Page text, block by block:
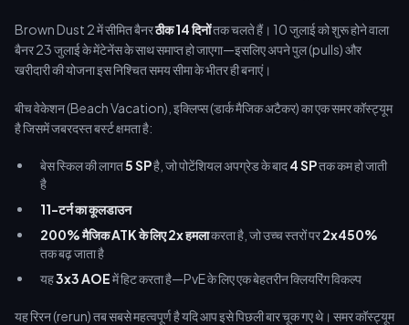
Brown Dust 2 में सीमित बैनरठीक 14 दिनोंतक चलते हैं। 10 जुलाई को शुरू होने वाला
बैनर 23 जुलाई के मेंटेनेंस के साथ समाप्त हो जाएगा—इसलिए अपने पुल (pulls) और
खरीदारी की योजना इस निश्चित समय सीमा के भीतर ही बनाएं।
बीच वेकेशन (Beach Vacation), इक्लिप्स (डार्क मैजिक अटैकर) का एक समर कॉस्ट्यूम
है जिसमें जबरदस्त बर्स्ट क्षमता है:
बेस स्किल की लागत5 SPहै, जो पोटेंशियल अपग्रेड के बाद4 SPतक कम हो जाती
है
11-टर्न का कूलडाउन
200% मैजिक ATK के लिए 2x हमलाकरता है, जो उच्च स्तरों पर2x450%
तक बढ़ जाता है
यह3x3 AOEमें हिट करता है—PvE के लिए एक बेहतरीन क्लियरिंग विकल्प
यह रिरन (rerun) तब सबसे महत्वपूर्ण है यदि आप इसे पिछली बार चूक गए थे। समर कॉस्ट्यूम